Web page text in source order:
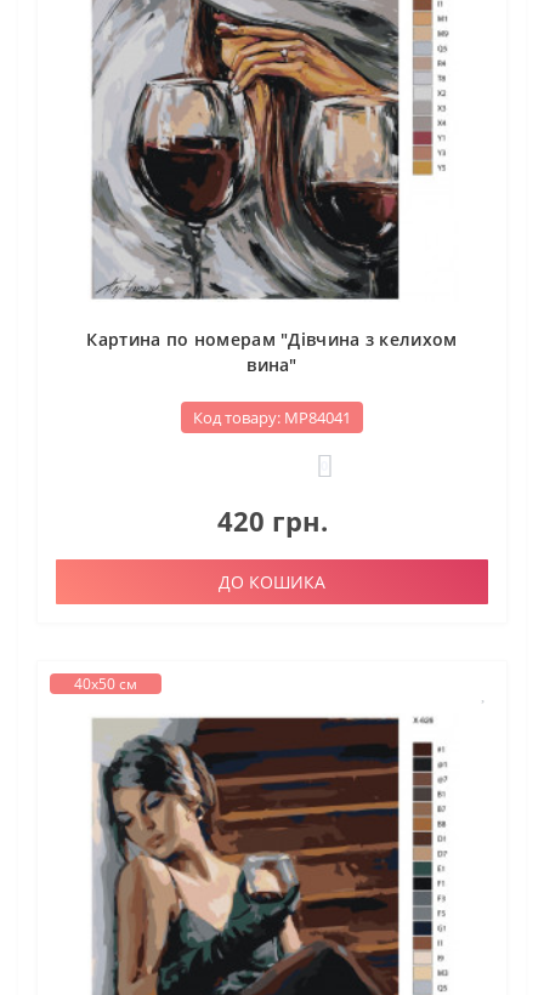
Картина по номерам "Дівчина з келихом
вина"
Код товару: МР84041
420 грн.
ДО КОШИКА
40х50 см